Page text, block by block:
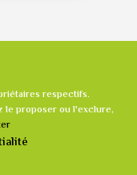
respectifs.
le proposer ou l'exclure,